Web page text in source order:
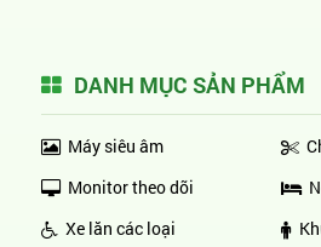
DANH MỤC SẢN PHẨM
Máy siêu âm
Monitor theo dõi
Xe lăn các loại